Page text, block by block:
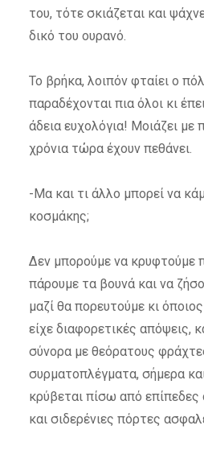
του, τότε σκιάζεται και
δικό του ουρανό.
Το βρήκα, λοιπόν φταίει ο
παραδέχονται πια όλοι κι
άδεια ευχολόγια! Μοιάζει με
χρόνια τώρα έχουν πεθάνει.
-Μα και τι άλλο μπορεί να
κοσμάκης;
Δεν μπορούμε να κρυφτούμε
πάρουμε τα βουνά και να
μαζί θα πορευτούμε κι
είχε διαφορετικές απόψεις,
σύνορα με θεόρατους
συρματοπλέγματα, σήμερα
κρύβεται πίσω από
και σιδερένιες πόρτες